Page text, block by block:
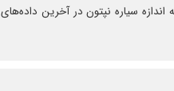
سیاره نپتون در آخرین داده‌های